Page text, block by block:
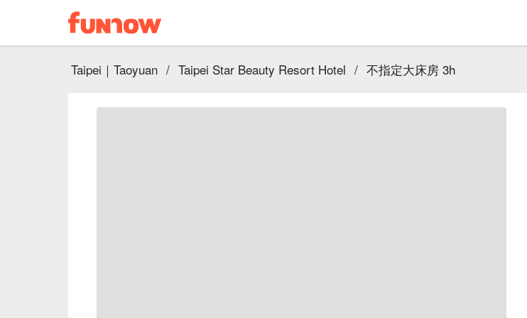
Taipei｜Taoyuan / Taipei Star Beauty Resort Hotel / 不指定大床房 3h